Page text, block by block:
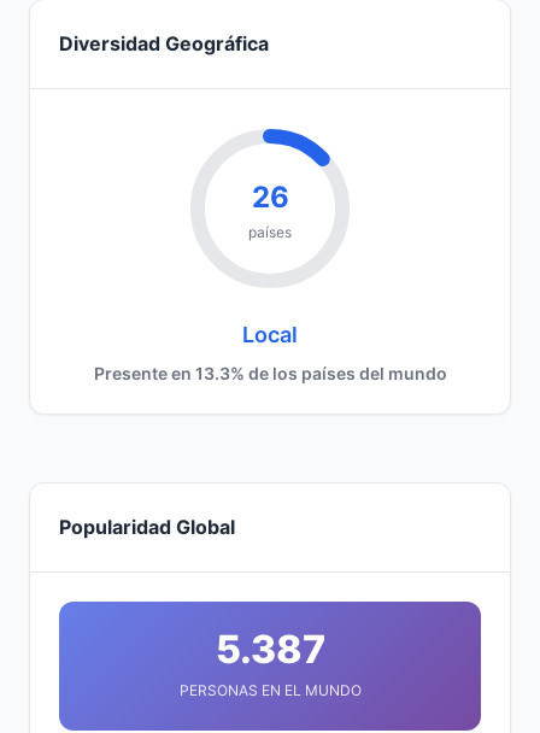
Diversidad Geográfica
26
países
Local
Presente en 13.3% de los países del mundo
Popularidad Global
5.387
PERSONAS EN EL MUNDO